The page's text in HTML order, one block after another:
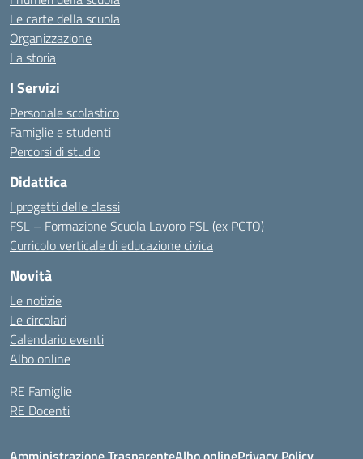
Le carte della scuola
Organizzazione
La storia
I Servizi
Personale scolastico
Famiglie e studenti
Percorsi di studio
Didattica
I progetti delle classi
FSL – Formazione Scuola Lavoro FSL (ex PCTO)
Curricolo verticale di educazione civica
Novità
Le notizie
Le circolari
Calendario eventi
Albo online
RE Famiglie
RE Docenti